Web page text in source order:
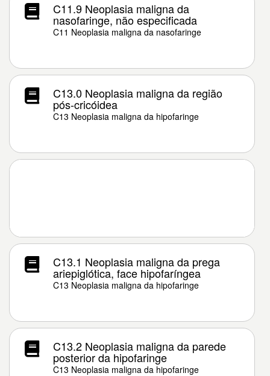
C11.9 Neoplasia maligna da
nasofaringe, não especificada
C11 Neoplasia maligna da nasofaringe
C13.0 Neoplasia maligna da região
pós-cricóidea
C13 Neoplasia maligna da hipofaringe
C13.1 Neoplasia maligna da prega
ariepiglótica, face hipofaríngea
C13 Neoplasia maligna da hipofaringe
C13.2 Neoplasia maligna da parede
posterior da hipofaringe
C13 Neoplasia maligna da hipofaringe